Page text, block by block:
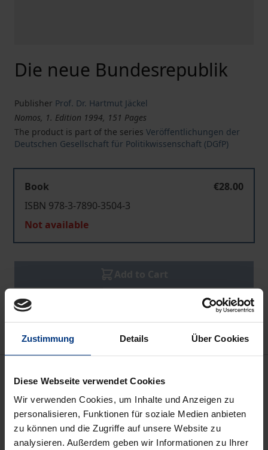
Zustimmung Details Über Cookies
Diese Webseite verwendet Cookies
Wir verwenden Cookies, um Inhalte und Anzeigen zu
personalisieren, Funktionen für soziale Medien anbieten
zu können und die Zugriffe auf unsere Website zu
analysieren. Außerdem geben wir Informationen zu Ihrer
Die neue Bundesrepublik
Publisher Prof. Dr. Hartmut Jäckel
Nomos, 1. Edition 1994, 151 Pages
The product is part of the series Veröffentlichungen der
Deutschen Gesellschaft für Politikwissenschaft (DGfP)
Book
€28.00
ISBN 978-3-7890-3504-3
Not available
Delivery cost notice
Edition
1